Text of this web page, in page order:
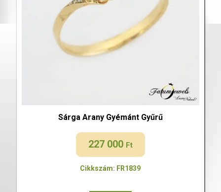
Sárga Arany Gyémánt Gyűrű
227 000 Ft
Cikkszám: FR1839